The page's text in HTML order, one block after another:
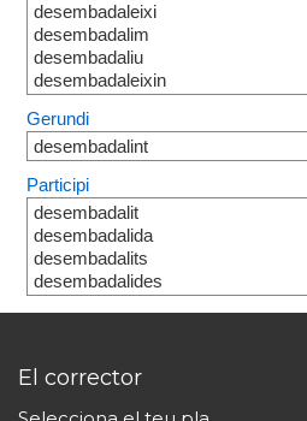
desembadaleixi
desembadalim
desembadaliu
desembadaleixin
Gerundi
desembadalint
Participi
desembadalit
desembadalida
desembadalits
desembadalides
El corrector